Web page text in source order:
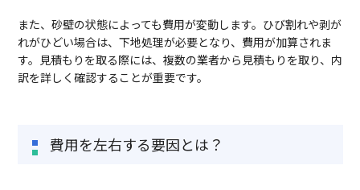
また、砂壁の状態によっても費用が変動します。ひび割れや剥が
れがひどい場合は、下地処理が必要となり、費用が加算されま
す。見積もりを取る際には、複数の業者から見積もりを取り、内
訳を詳しく確認することが重要です。
費用を左右する要因とは？